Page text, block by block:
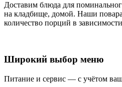
Доставим блюда для
на кладбище, домой. Наши
количество порций в
Широкий выбор меню
Питание и сервис — с учётом